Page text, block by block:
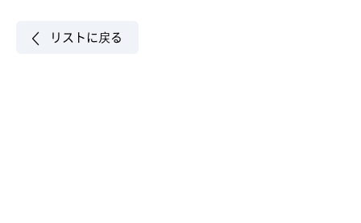
リストに戻る